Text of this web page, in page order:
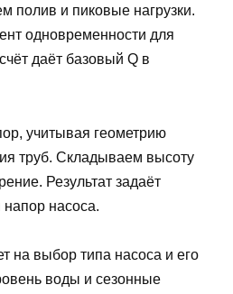
полив и пиковые нагрузки.
одновременности для
даёт базовый Q в
учитывая геометрию
труб. Складываем высоту
Результат задаёт
насоса.
на выбор типа насоса и его
воды и сезонные